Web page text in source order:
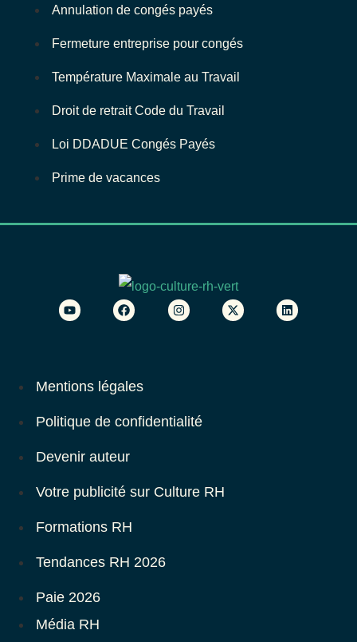
Annulation de congés payés
Fermeture entreprise pour congés
Température Maximale au Travail
Droit de retrait Code du Travail
Loi DDADUE Congés Payés
Prime de vacances
Mentions légales
Politique de confidentialité
Devenir auteur
Votre publicité sur Culture RH
Formations RH
Tendances RH 2026
Paie 2026
Média RH